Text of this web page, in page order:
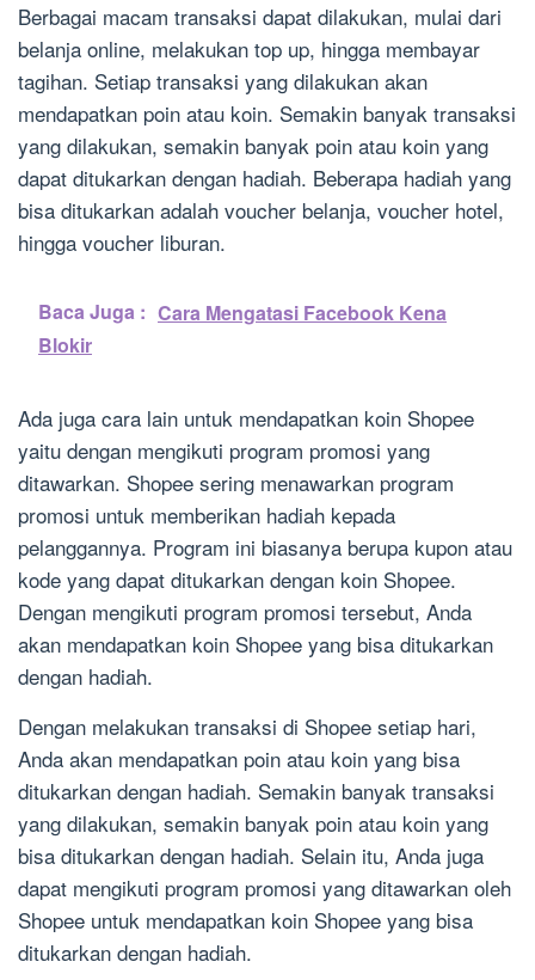
Berbagai macam transaksi dapat dilakukan, mulai dari
belanja online, melakukan top up, hingga membayar
tagihan. Setiap transaksi yang dilakukan akan
mendapatkan poin atau koin. Semakin banyak transaksi
yang dilakukan, semakin banyak poin atau koin yang
dapat ditukarkan dengan hadiah. Beberapa hadiah yang
bisa ditukarkan adalah voucher belanja, voucher hotel,
hingga voucher liburan.
Baca Juga : Cara Mengatasi Facebook Kena
Blokir
Ada juga cara lain untuk mendapatkan koin Shopee
yaitu dengan mengikuti program promosi yang
ditawarkan. Shopee sering menawarkan program
promosi untuk memberikan hadiah kepada
pelanggannya. Program ini biasanya berupa kupon atau
kode yang dapat ditukarkan dengan koin Shopee.
Dengan mengikuti program promosi tersebut, Anda
akan mendapatkan koin Shopee yang bisa ditukarkan
dengan hadiah.
Dengan melakukan transaksi di Shopee setiap hari,
Anda akan mendapatkan poin atau koin yang bisa
ditukarkan dengan hadiah. Semakin banyak transaksi
yang dilakukan, semakin banyak poin atau koin yang
bisa ditukarkan dengan hadiah. Selain itu, Anda juga
dapat mengikuti program promosi yang ditawarkan oleh
Shopee untuk mendapatkan koin Shopee yang bisa
ditukarkan dengan hadiah.